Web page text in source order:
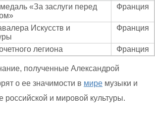
«За заслуги перед
Франция
Искусств и
Франция
легиона Франция
полученные Александрой
о ее значимости в мире музыки и
российской и мировой культуры.